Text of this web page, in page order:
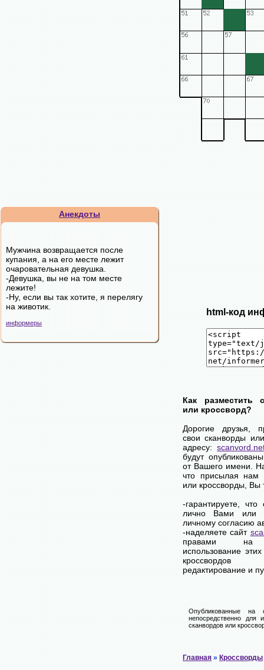
Анекдоты
Мужчина возвращается после
купания, а на его месте лежит
очаровательная девушка.
-Девушка, вы не на том месте
лежите!
-Ну, если вы так хотите, я перелягу
на животик.
информеры
html-код
Как разместить
или кроссворд?
Дорогие друзья,
свои сканворды
адресу:
будут
от Вашего имени.
что присылая нам
или кроссворды,
-гарантируете,
лично Вами или
личному согласию
-наделяете сайт
правами на
использование
редактирование и
Опубликованные на
непосредственно для
сканвордов или
Главная » Кроссворды